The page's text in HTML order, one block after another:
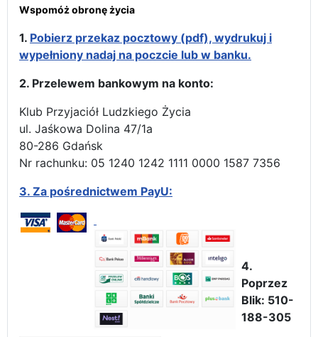
Wspomóż obronę życia
1. Pobierz przekaz pocztowy (pdf), wydrukuj i
wypełniony nadaj na poczcie lub w banku.
2. Przelewem bankowym na konto:
Klub Przyjaciół Ludzkiego Życia
ul. Jaśkowa Dolina 47/1a
80-286 Gdańsk
Nr rachunku: 05 1240 1242 1111 0000 1587 7356
3. Za pośrednictwem PayU:
4.
Poprzez
Blik: 510-
188-305